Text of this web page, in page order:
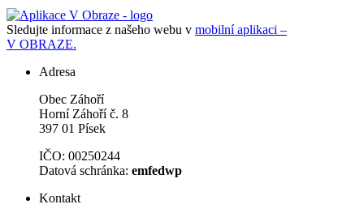
Sledujte informace z našeho webu v mobilní aplikaci –
V OBRAZE.
Adresa
Obec Záhoří
Horní Záhoří č. 8
397 01 Písek
IČO: 00250244
Datová schránka: emfedwp
Kontakt